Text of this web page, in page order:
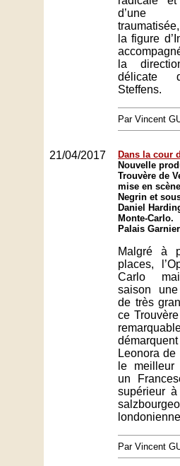
d’une
la figure
la
délicate
Steffens.
Par Vincent
21/04/2017
Dans la cour
Nouvelle
Trouvère de
mise en
Negrin et
Daniel
Monte-Carlo.
Palais
Malgré à
places,
Carlo
saison une
de très
ce
Leonora de
le meilleur
un
supérieur
Par Vincent